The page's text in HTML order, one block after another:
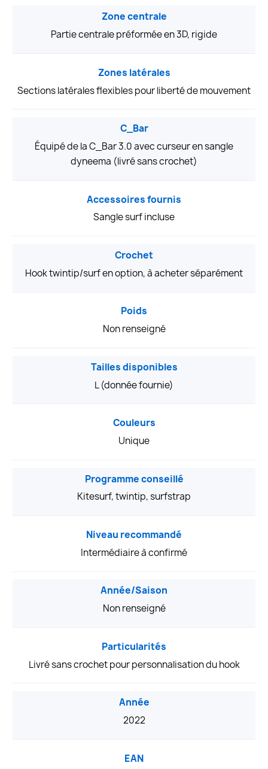
Zone centrale
Partie centrale préformée en 3D, rigide
Zones latérales
Sections latérales flexibles pour liberté de mouvement
C_Bar
Équipé de la C_Bar 3.0 avec curseur en sangle
dyneema (livré sans crochet)
Accessoires fournis
Sangle surf incluse
Crochet
Hook twintip/surf en option, à acheter séparément
Poids
Non renseigné
Tailles disponibles
L (donnée fournie)
Couleurs
Unique
Programme conseillé
Kitesurf, twintip, surfstrap
Niveau recommandé
Intermédiaire à confirmé
Année/Saison
Non renseigné
Particularités
Livré sans crochet pour personnalisation du hook
Année
2022
EAN